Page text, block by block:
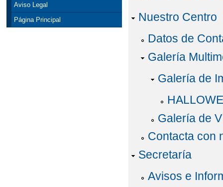
Aviso Legal
Página Principal
Nuestro Centro
Datos de
Galería
Galería de
Galería de
Contacta con
Secretaría
Avisos e